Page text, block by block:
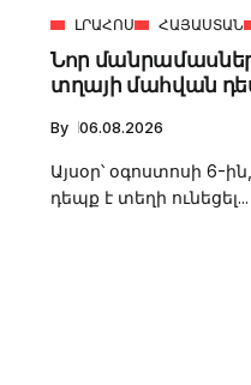
ԼՐԱՀՈՍ ՀԱՅԱՍՏԱՆ
Նոր
տղայի մահվան
By 06.08.2026
Այսօր՝ օգոստոսի 6-
դեպք է տեղի ունեցել...